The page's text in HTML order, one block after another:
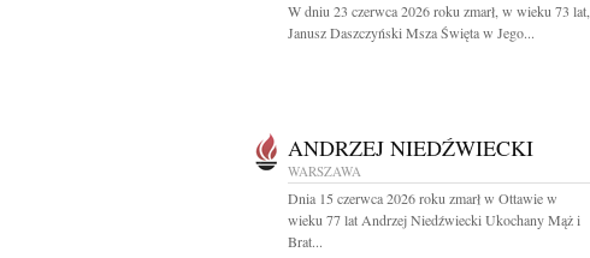
W dniu 23 czerwca 2026 roku zmarł, w wieku 73 lat,
Janusz Daszczyński Msza Święta w Jego...
ANDRZEJ NIEDŹWIECKI
WARSZAWA
Dnia 15 czerwca 2026 roku zmarł w Ottawie w
wieku 77 lat Andrzej Niedźwiecki Ukochany Mąż i
Brat...